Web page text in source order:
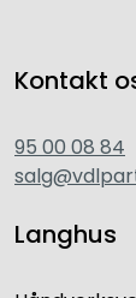
Kontakt
95 00 08 84
Langhus